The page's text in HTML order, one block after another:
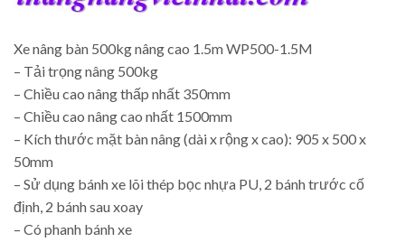
Xe nâng bàn 500kg nâng cao 1.5m WP500-1.5M
– Tải trọng nâng 500kg
– Chiều cao nâng thấp nhất 350mm
– Chiều cao nâng cao nhất 1500mm
– Kích thước mặt bàn nâng (dài x rộng x cao): 905 x 500 x
50mm
– Sử dụng bánh xe lõi thép bọc nhựa PU, 2 bánh trước cố
định, 2 bánh sau xoay
– Có phanh bánh xe